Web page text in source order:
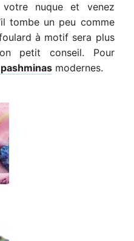
nuque et venez
tombe un peu comme
à motif sera plus
petit conseil. Pour
modernes.